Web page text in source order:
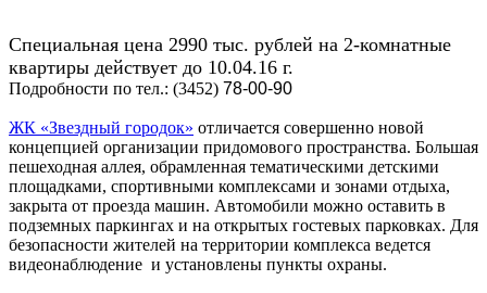
Специальная цена 2990 тыс. рублей на 2-комнатные
квартиры действует до 10.04.16 г.
Подробности по тел.: (3452) 78-00-90
ЖК «Звездный городок» отличается совершенно новой
концепцией организации придомового пространства. Большая
пешеходная аллея, обрамленная тематическими детскими
площадками, спортивными комплексами и зонами отдыха,
закрыта от проезда машин. Автомобили можно оставить в
подземных паркингах и на открытых гостевых парковках. Для
безопасности жителей на территории комплекса ведется
видеонаблюдение и установлены пункты охраны.